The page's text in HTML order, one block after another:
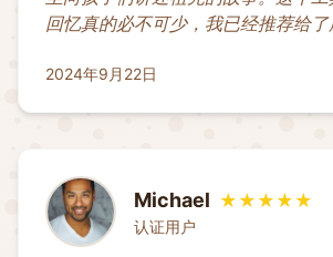
回忆真的必不可少，我已经推荐给了
2024年9月22日
Michael ★★★★★
认证用户